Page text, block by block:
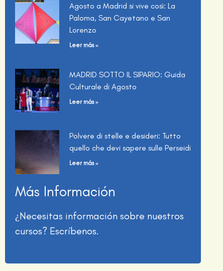
Agosto a Madrid si vive così: La
Paloma, San Cayetano e San
Lorenzo
Leer más »
MADRID SOTTO IL SIPARIO: Guida
Culturale di Agosto
Leer más »
Polvere di stelle e desideri: Tutto
quello che devi sapere sulle Perseidi
Leer más »
Más Información
¿Necesitas información sobre nuestros
cursos? Escríbenos.